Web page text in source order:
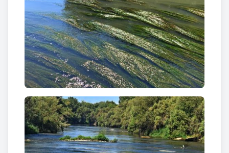
podrem gaudir d’una zona d’aiguamolls.